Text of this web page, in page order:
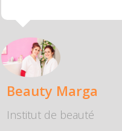
Beauty Marga
Institut de beauté